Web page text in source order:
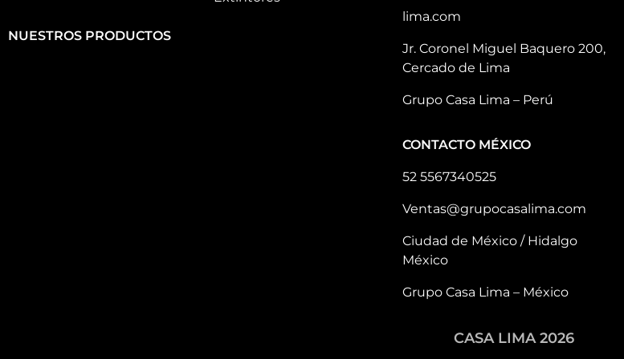
NUESTROS PRODUCTOS
lima.com
Jr. Coronel Miguel Baquero 200,
Cercado de Lima
Grupo Casa Lima – Perú
CONTACTO MÉXICO
52 5567340525
Ventas@grupocasalima.com
Ciudad de México / Hidalgo
México
Grupo Casa Lima – México
CASA LIMA 2026